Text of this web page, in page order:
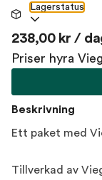
Lagerstatus
238,00 kr /
Priser hyra
Beskrivning
Ett paket med
Tillverkad av